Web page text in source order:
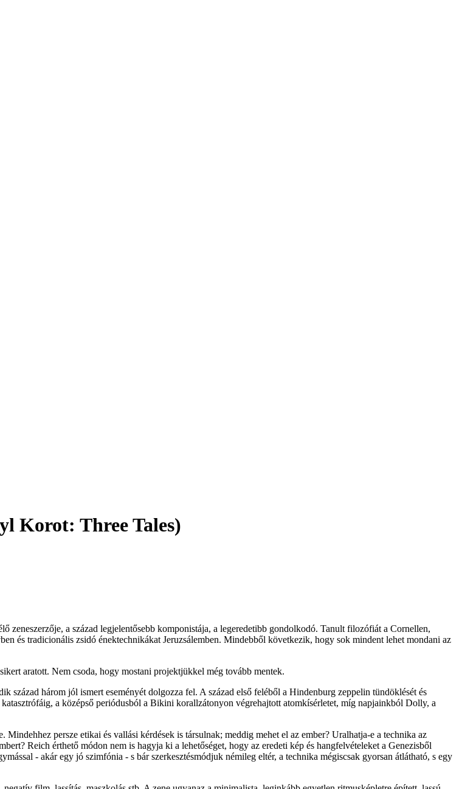
Korot: Three Tales)
zeneszerzője, a század legjelentősebb komponistája, a legeredetibb gondolkodó. Tanult filozófiát a Cornellen,
és tradicionális zsidó énektechnikákat Jeruzsálemben. Mindebből következik, hogy sok mindent lehet mondani az
aratott. Nem csoda, hogy mostani projektjükkel még tovább mentek.
század három jól ismert eseményét dolgozza fel. A század első feléből a Hindenburg zeppelin tündöklését és
a középső periódusból a Bikini korallzátonyon végrehajtott atomkísérletet, míg napjainkból Dolly, a
persze etikai és vallási kérdések is társulnak; meddig mehet el az ember? Uralhatja-e a technika az
Reich érthető módon nem is hagyja ki a lehetőséget, hogy az eredeti kép és hangfelvételeket a Genezisből
- akár egy jó szimfónia - s bár szerkesztésmódjuk némileg eltér, a technika mégiscsak gyorsan átlátható, s egy